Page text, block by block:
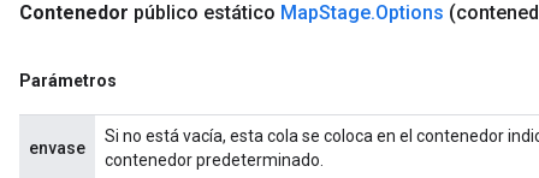
Contenedor público estático MapStage.Options
Parámetros
envase
Si no está vacía, esta cola se coloca en el contenedor
contenedor predeterminado.